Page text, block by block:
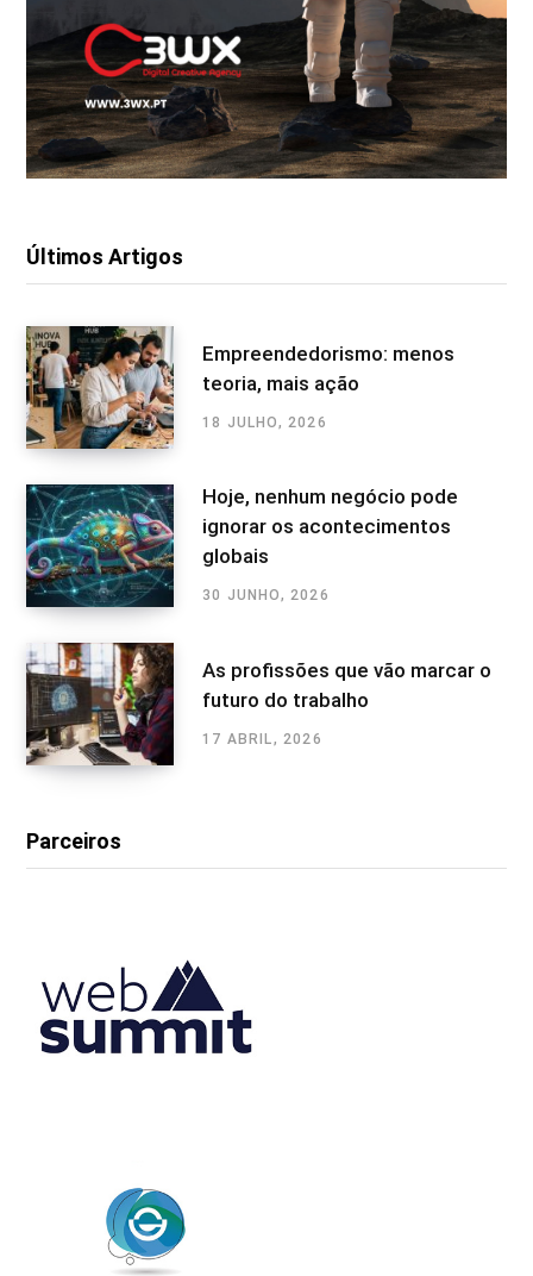
Últimos Artigos
Empreendedorismo: menos
teoria, mais ação
18 JULHO, 2026
Hoje, nenhum negócio pode
ignorar os acontecimentos
globais
30 JUNHO, 2026
As profissões que vão marcar o
futuro do trabalho
17 ABRIL, 2026
Parceiros